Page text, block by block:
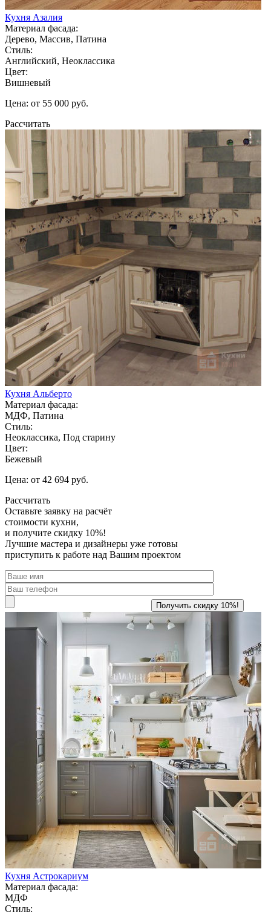
Кухня Азалия
Материал фасада:
Дерево, Массив, Патина
Стиль:
Английский, Неоклассика
Цвет:
Вишневый
Цена: от 55 000 руб.
Рассчитать
Кухня Альберто
Материал фасада:
МДФ, Патина
Стиль:
Неоклассика, Под старину
Цвет:
Бежевый
Цена: от 42 694 руб.
Рассчитать
Оставьте заявку на расчёт
стоимости кухни,
и получите скидку 10%!
Лучшие мастера и дизайнеры уже готовы
приступить к работе над Вашим проектом
Кухня Астрокариум
Материал фасада:
МДФ
Стиль: